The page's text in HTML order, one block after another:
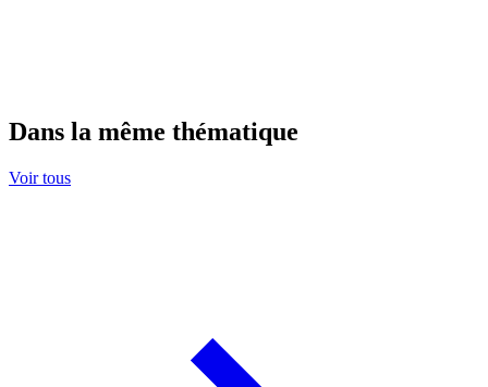
Dans la même thématique
Voir tous